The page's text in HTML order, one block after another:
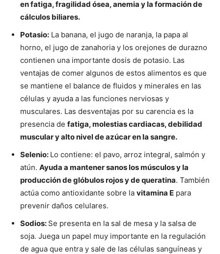
en fatiga, fragilidad ósea, anemia y la formación de
cálculos biliares.
Potasio: La banana, el jugo de naranja, la papa al
horno, el jugo de zanahoria y los orejones de durazno
contienen una importante dosis de potasio. Las
ventajas de comer algunos de estos alimentos es que
se mantiene el balance de fluidos y minerales en las
células y ayuda a las funciones nerviosas y
musculares. Las desventajas por su carencia es la
presencia de fatiga, molestias cardiacas, debilidad
muscular y alto nivel de azúcar en la sangre.
Selenio: Lo contiene: el pavo, arroz integral, salmón y
atún. Ayuda a mantener sanos los músculos y la
producción de glóbulos rojos y de queratina. También
actúa como antioxidante sobre la vitamina E para
prevenir daños celulares.
Sodios: Se presenta en la sal de mesa y la salsa de
soja. Juega un papel muy importante en la regulación
de agua que entra y sale de las células sanguíneas y